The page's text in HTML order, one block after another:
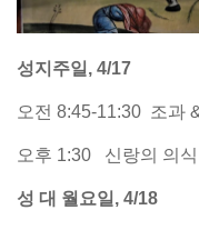
성지주일, 4/17
오전 8:45-11:30 조과
오후 1:30 신랑의 의식
성 대 월요일, 4/18